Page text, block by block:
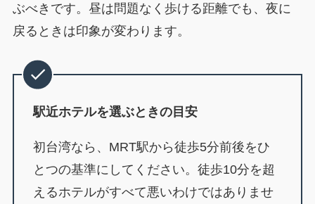
ぶべきです。昼は問題なく歩ける距離でも、夜に
戻るときは印象が変わります。
駅近ホテルを選ぶときの目安
初台湾なら、MRT駅から徒歩5分前後をひ
とつの基準にしてください。徒歩10分を超
えるホテルがすべて悪いわけではありませ